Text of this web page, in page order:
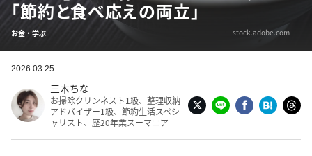
「節約と食べ応えの両立」
お金・学ぶ stock.adobe.com
2026.03.25
三木ちな
お掃除クリンネスト1級、整理収納
アドバイザー1級、節約生活スペシ
ャリスト、歴20年業スーマニア